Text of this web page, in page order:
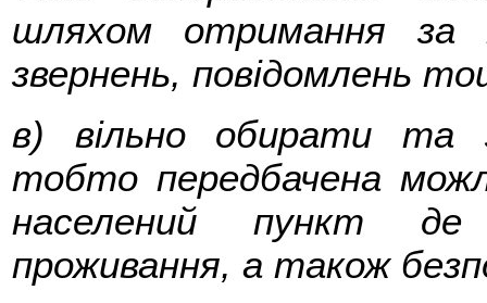
шляхом отримання за
звернень, повідомлень
в) вільно обирати та
тобто передбачена
населений пункт
проживання, а також